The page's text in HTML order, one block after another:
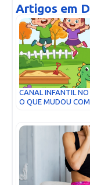
Artigos em
CANAL INFANTIL
O QUE MUDOU